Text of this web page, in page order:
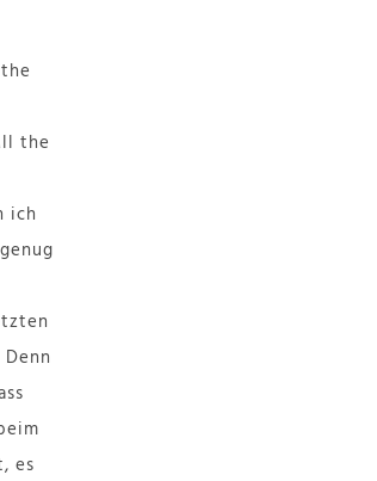
the
ich
es